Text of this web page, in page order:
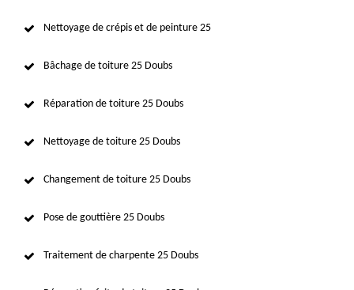
Nettoyage de crépis et de peinture 25
Bâchage de toiture 25 Doubs
Réparation de toiture 25 Doubs
Nettoyage de toiture 25 Doubs
Changement de toiture 25 Doubs
Pose de gouttière 25 Doubs
Traitement de charpente 25 Doubs